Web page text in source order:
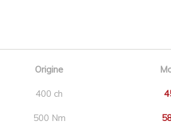
Origine
400 ch
500 Nm